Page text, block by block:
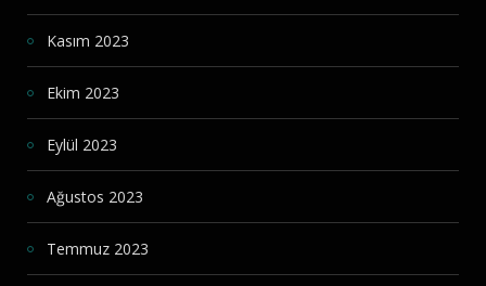
Kasım 2023
Ekim 2023
Eylül 2023
Ağustos 2023
Temmuz 2023